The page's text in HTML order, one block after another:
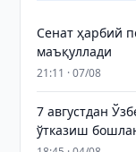
Сенат ҳарбий
маъқуллади
21:11 · 07/08
7 августдан
ўтказиш